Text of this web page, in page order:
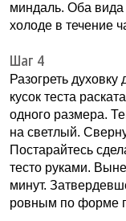
миндаль. Оба вида
холоде в течение
Шаг 4
Разогреть
кусок теста
одного размера.
на светлый.
Постарайтесь
тесто руками.
минут.
ровным по форме